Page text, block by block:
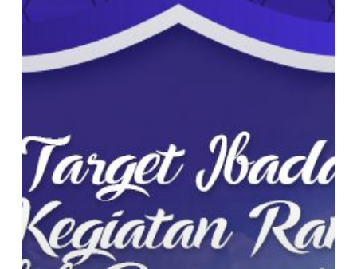
Ibadah
Akan
Membantu
Kegiatan
Ramadhan
Kaya
Manfaat